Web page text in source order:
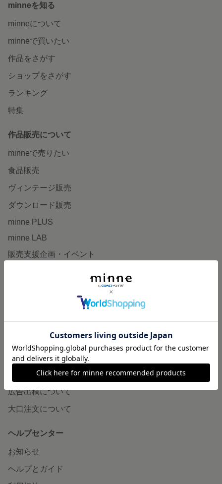
minneを知る
minneについて
minneで買いたい
作品をさがす
ショップをさがす
ランキング
特集
作品販売について
minneで売りたい
食品販売
ヴィンテージ販売
ダウンロード販売
minne PLUS
minne LAB
販売支援企画・イベント
minneとものづくりと
minneの本
企業の方へ
広告出稿について
大口注文について
ヘルプセンター
お知らせ
ヘルプとガイド